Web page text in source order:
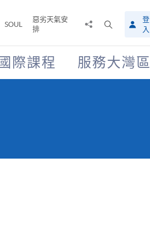
SOUL
惡劣天氣安
排
搜
尋
介
面
登
入
際課程 服務大灣區